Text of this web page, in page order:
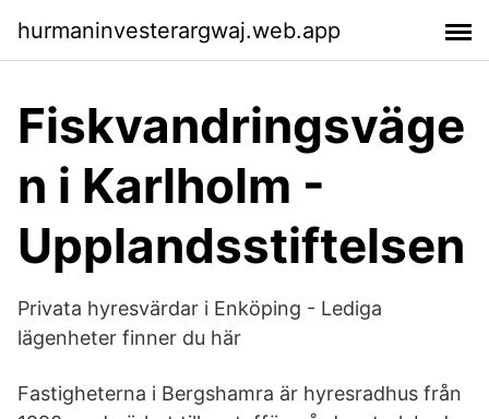
hurmaninvesterargwaj.web.app
Fiskvandringsväge
n i Karlholm -
Upplandsstiftelsen
Privata hyresvärdar i Enköping - Lediga
lägenheter finner du här
Fastigheterna i Bergshamra är hyresradhus från